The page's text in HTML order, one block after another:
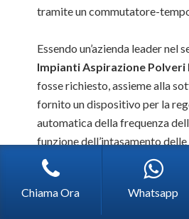
tramite un commutatore-
Essendo un’azienda leader nel
Impianti Aspirazione Polveri
fosse richiesto, assieme alla
fornito un dispositivo per la
automatica della frequenza
funzione dell’intasamento
permettendo un risparmio nella
maggiore durata delle maniche,
trattamento delle polveri,
sempre attiva, riduzione di aria
Chiama Ora Whatsapp